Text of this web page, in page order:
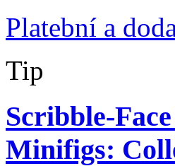
Platební a
Tip
Scribble-
Minifigs: